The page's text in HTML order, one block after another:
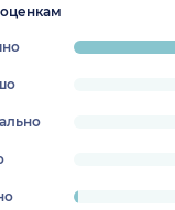
progress: